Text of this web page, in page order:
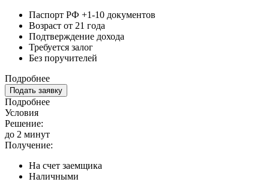
Паспорт РФ +1-10 документов
Возраст от 21 года
Подтверждение дохода
Требуется залог
Без поручителей
Подробнее
Подать заявку
Подробнее
Условия
Решение:
до 2 минут
Получение:
На счет заемщика
Наличными